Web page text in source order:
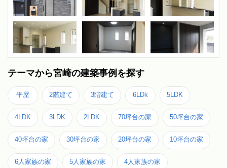
テーマから宮崎の建築事例を探す
平屋 2階建て 3階建て 6LDk 5LDK
4LDK 3LDK 2LDK 70坪台の家 50坪台の家
40坪台の家 30坪台の家 20坪台の家 10坪台の家
6人家族の家 5人家族の家 4人家族の家